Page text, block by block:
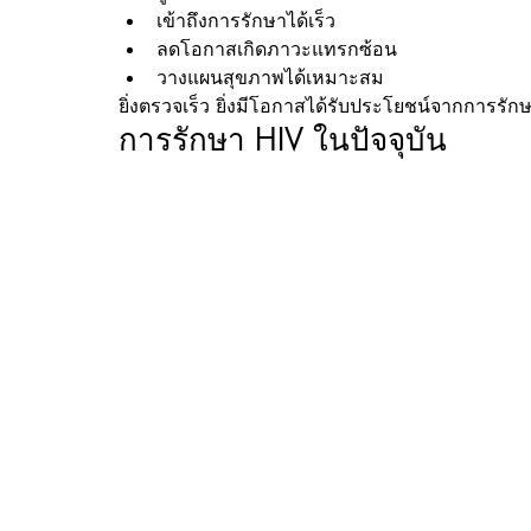
เข้าถึงการรักษาได้เร็ว
ลดโอกาสเกิดภาวะแทรกซ้อน
วางแผนสุขภาพได้เหมาะสม
ยิ่งตรวจเร็ว ยิ่งมีโอกาสได้รับประโยชน์จากการรั
การรักษา HIV ในปัจจุบัน